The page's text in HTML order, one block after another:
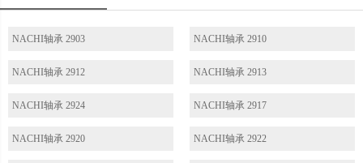
NACHI轴承 2903 NACHI轴承 2910
NACHI轴承 2912 NACHI轴承 2913
NACHI轴承 2924 NACHI轴承 2917
NACHI轴承 2920 NACHI轴承 2922